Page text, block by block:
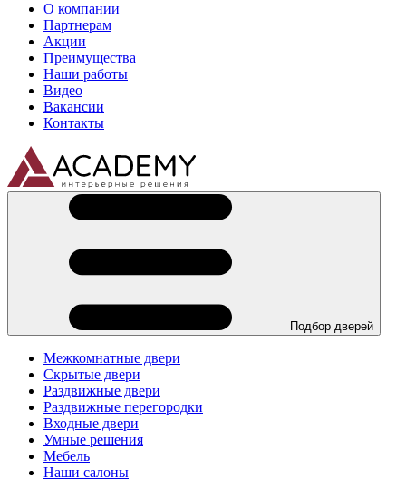
О компании
Партнерам
Акции
Преимущества
Наши работы
Видео
Вакансии
Контакты
Подбор дверей
Межкомнатные двери
Скрытые двери
Раздвижные двери
Раздвижные перегородки
Входные двери
Умные решения
Мебель
Наши салоны